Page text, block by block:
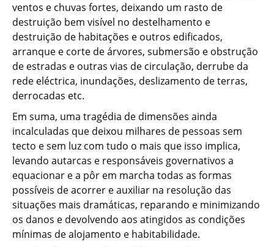
ventos e chuvas fortes, deixando um rasto de
destruição bem visível no destelhamento e
destruição de habitações e outros edificados,
arranque e corte de árvores, submersão e obstrução
de estradas e outras vias de circulação, derrube da
rede eléctrica, inundações, deslizamento de terras,
derrocadas etc.
Em suma, uma tragédia de dimensões ainda
incalculadas que deixou milhares de pessoas sem
tecto e sem luz com tudo o mais que isso implica,
levando autarcas e responsáveis governativos a
equacionar e a pôr em marcha todas as formas
possíveis de acorrer e auxiliar na resolução das
situações mais dramáticas, reparando e minimizando
os danos e devolvendo aos atingidos as condições
mínimas de alojamento e habitabilidade.